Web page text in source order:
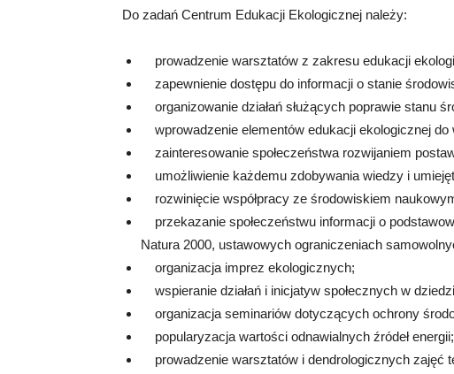
Do zadań Centrum Edukacji Ekologicznej należy:
prowadzenie warsztatów z zakresu edukacji
zapewnienie dostępu do informacji o stanie
organizowanie działań służących poprawie stanu
wprowadzenie elementów edukacji ekologicznej do
zainteresowanie społeczeństwa rozwijaniem
umożliwienie każdemu zdobywania wiedzy i
rozwinięcie współpracy ze środowiskiem
przekazanie społeczeństwu informacji o
Natura 2000, ustawowych ograniczeniach
organizacja imprez ekologicznych;
wspieranie działań i inicjatyw społecznych w
organizacja seminariów dotyczących ochrony
popularyzacja wartości odnawialnych źródeł energii;
prowadzenie warsztatów i dendrologicznych zajęć